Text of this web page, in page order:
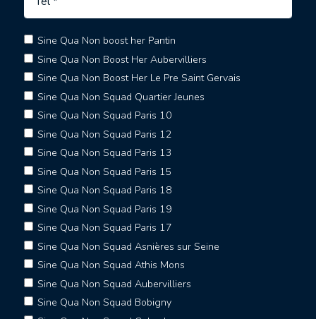
Sine Qua Non boost her Pantin
Sine Qua Non Boost Her Aubervilliers
Sine Qua Non Boost Her Le Pre Saint Gervais
Sine Qua Non Squad Quartier Jeunes
Sine Qua Non Squad Paris 10
Sine Qua Non Squad Paris 12
Sine Qua Non Squad Paris 13
Sine Qua Non Squad Paris 15
Sine Qua Non Squad Paris 18
Sine Qua Non Squad Paris 19
Sine Qua Non Squad Paris 17
Sine Qua Non Squad Asnières sur Seine
Sine Qua Non Squad Athis Mons
Sine Qua Non Squad Aubervilliers
Sine Qua Non Squad Bobigny